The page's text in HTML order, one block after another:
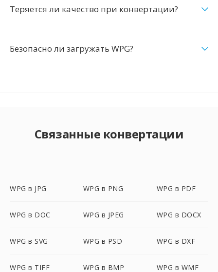
Теряется ли качество при конвертации?
Безопасно ли загружать WPG?
Связанные конвертации
WPG в JPG WPG в PNG WPG в PDF
WPG в DOC WPG в JPEG WPG в DOCX
WPG в SVG WPG в PSD WPG в DXF
WPG в TIFF WPG в BMP WPG в WMF